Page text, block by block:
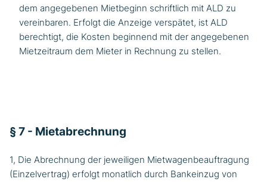
dem angegebenen Mietbeginn schriftlich mit ALD zu
vereinbaren. Erfolgt die Anzeige verspätet, ist ALD
berechtigt, die Kosten beginnend mit der angegebenen
Mietzeitraum dem Mieter in Rechnung zu stellen.
§ 7 - Mietabrechnung
1, Die Abrechnung der jeweiligen Mietwagenbeauftragung
(Einzelvertrag) erfolgt monatlich durch Bankeinzug von